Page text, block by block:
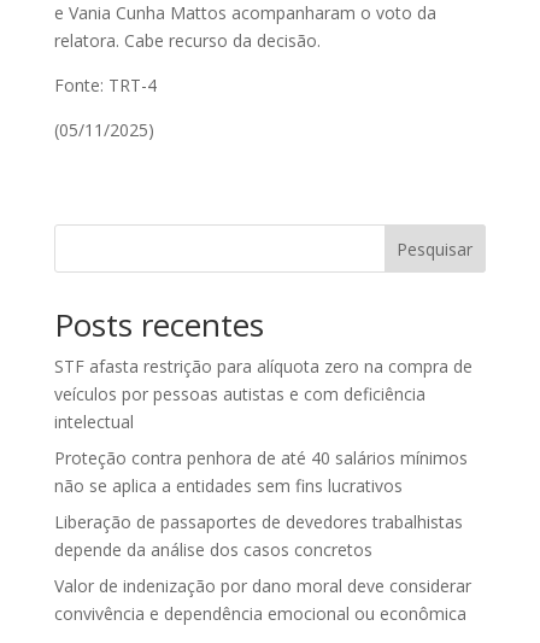
e Vania Cunha Mattos acompanharam o voto da
relatora. Cabe recurso da decisão.
Fonte: TRT-4
(05/11/2025)
Pesquisar
Posts recentes
STF afasta restrição para alíquota zero na compra de
veículos por pessoas autistas e com deficiência
intelectual
Proteção contra penhora de até 40 salários mínimos
não se aplica a entidades sem fins lucrativos
Liberação de passaportes de devedores trabalhistas
depende da análise dos casos concretos
Valor de indenização por dano moral deve considerar
convivência e dependência emocional ou econômica